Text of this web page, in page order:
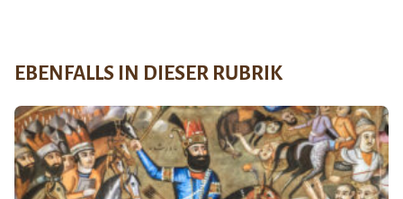
EBENFALLS IN DIESER RUBRIK